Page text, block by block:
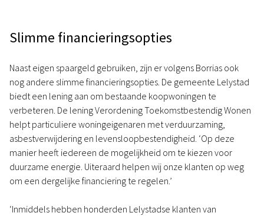
Slimme financieringsopties
Naast eigen spaargeld gebruiken, zijn er volgens Borrias ook
nog andere slimme financieringsopties. De gemeente Lelystad
biedt een lening aan om bestaande koopwoningen te
verbeteren. De lening Verordening Toekomstbestendig Wonen
helpt particuliere woningeigenaren met verduurzaming,
asbestverwijdering en levensloopbestendigheid. ‘Op deze
manier heeft iedereen de mogelijkheid om te kiezen voor
duurzame energie. Uiteraard helpen wij onze klanten op weg
om een dergelijke financiering te regelen.’
‘Inmiddels hebben honderden Lelystadse klanten van